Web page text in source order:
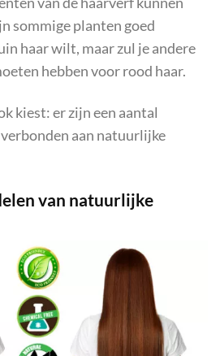
sommige planten goed
haar wilt, maar zul je andere
hebben voor rood haar.
kiest: er zijn een aantal
aan natuurlijke
van natuurlijke